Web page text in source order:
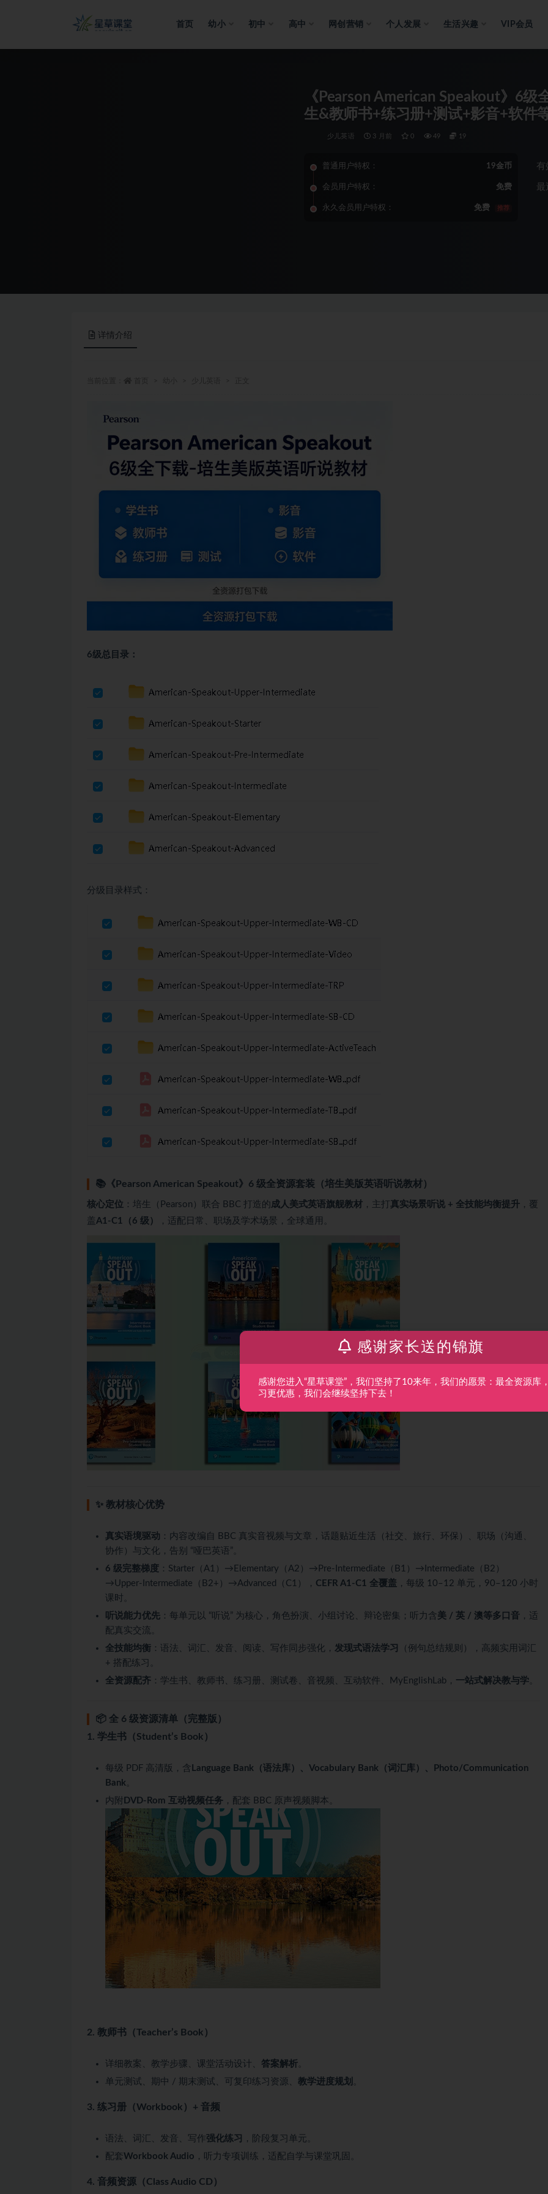
首页 幼小 初中 高中 网创营销 个人发展 生活兴趣 VIP会员
《Pearson American Speakout》6
生&教师书+练习册+测试+影音+软件
少儿英语 3 月前 0 49 19
普通用户特权： 19金币
会员用户特权： 免费
永久会员用户特权： 免费 推荐
有
最
详情介绍
6级总目录：
分级目录样式：
📚《Pearson American Speakout》6 级全资源套装（培生美版英语听说教材）
核心定位 ：培生（Pearson）联合 BBC 打造的 成人美式英语旗舰教材 ，主打 真实场景听说 + 全技能均衡提升 ，覆
盖 A1-C1（6 级） ，适配日常、职场及学术场景，全球通用。
✨ 教材核心优势
真实语境驱动 ：内容改编自 BBC 真实音视频与文章，话题贴近生活（社交、旅行、环保）、职场（沟通、
协作）与文化，告别 “哑巴英语”。
6 级完整梯度 ：Starter（A1）→Elementary（A2）→Pre‑Intermediate（B1）→Intermediate（B2）
→Upper‑Intermediate（B2+）→Advanced（C1）， CEFR A1‑C1 全覆盖 ，每级 10–12 单元，90–120 小时
课时。
听说能力优先 ：每单元以 “听说” 为核心，角色扮演、小组讨论、辩论密集；听力含美 / 英 / 澳等多口音 ，适
配真实交流。
全技能均衡 ：语法、词汇、发音、阅读、写作同步强化， 发现式语法学习
（例句总结规则），高频实用词汇
+ 搭配练习。
全资源配齐 ：学生书、教师书、练习册、测试卷、音视频、互动软件、MyEnglishLab， 一站式解决教与学
📦 全 6 级资源清单（完整版）
1. 学生书（Student’s Book）
每级 PDF 高清版，含 Language Bank（语法库）、Vocabulary Bank（词汇库）、Photo/Communication
Bank
内附 DVD‑Rom 互动视频任务 ，配套 BBC 原声视频脚本。
2. 教师书（Teacher’s Book）
详细教案、教学步骤、课堂活动设计、 答案解析
单元测试、期中 / 期末测试、可复印练习资源、 教学进度规划
3. 练习册（Workbook）+ 音频
语法、词汇、发音、写作强化练习
，阶段复习单元。
配套Workbook Audio ，听力专项训练，适配自学与课堂巩固。
4. 音频资源（Class Audio CD）
感谢家长送的锦旗
感谢您进入“星草课堂”，我们坚持了10来年，我们的愿景：最全资源库
习更优惠，我们会继续坚持下去！